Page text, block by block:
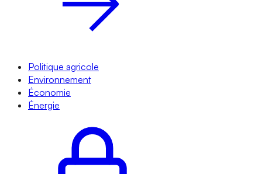
Politique agricole
Environnement
Économie
Énergie